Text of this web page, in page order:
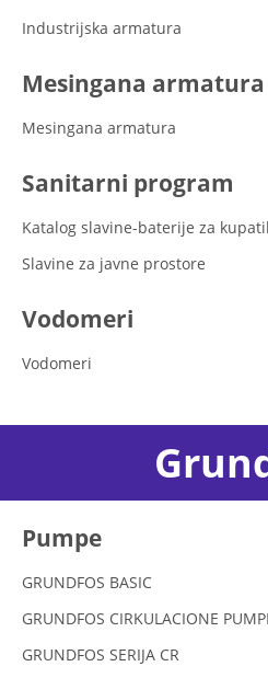
Industrijska armatura
Mesingana armatura
Mesingana armatura
Sanitarni program
Katalog slavine-baterije za
Slavine za javne prostore
Vodomeri
Vodomeri
Pumpe
GRUNDFOS BASIC
GRUNDFOS CIRKULACIONE
GRUNDFOS SERIJA CR